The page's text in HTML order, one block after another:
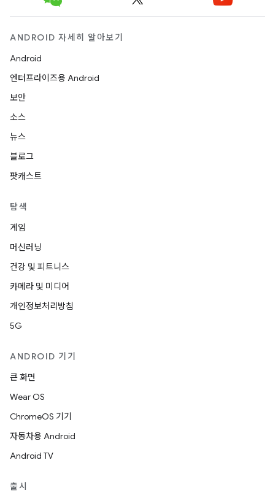
ANDROID 자세히 알아보기
Android
엔터프라이즈용 Android
보안
소스
뉴스
블로그
팟캐스트
탐색
게임
머신러닝
건강 및 피트니스
카메라 및 미디어
개인정보처리방침
5G
ANDROID 기기
큰 화면
Wear OS
ChromeOS 기기
자동차용 Android
Android TV
출시